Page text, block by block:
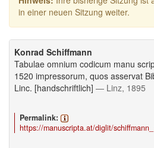
in einer neuen Sitzung weiter.
Konrad Schiffmann
Tabulae omnium codicum manu
1520 impressorum, quos asservat
Linc. [handschriftlich] — Linz, 1895
Permalink:
https://manuscripta.at/diglit/